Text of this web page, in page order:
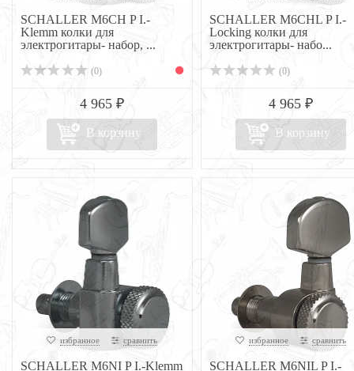
SCHALLER M6CH P I.-
Klemm колки для
электрогитары- набор, ...
(0)
4 965 ₽
В корзину
SCHALLER M6CHL P I.-
Locking колки для
электрогитары- набо...
(0)
4 965 ₽
В корзину
избранное сравнить
SCHALLER M6NI P I.-Klemm
избранное сравнить
SCHALLER M6NIL P I.-